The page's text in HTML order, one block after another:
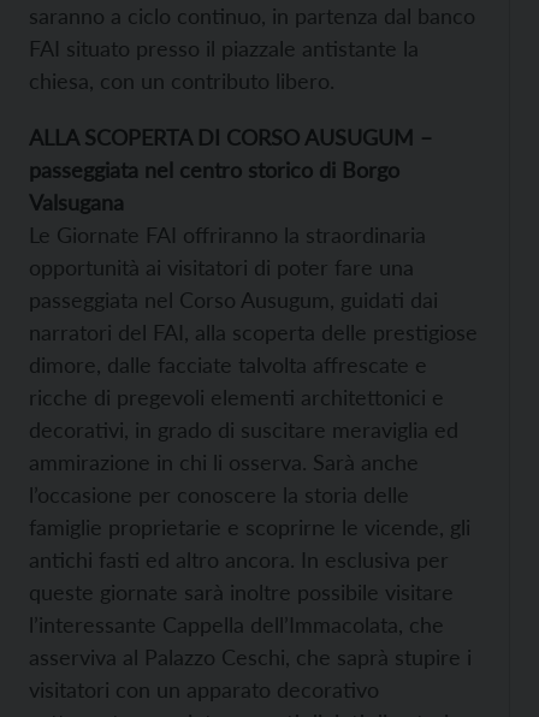
saranno a ciclo continuo, in partenza dal banco
FAI situato presso il piazzale antistante la
chiesa, con un contributo libero.
ALLA SCOPERTA DI CORSO AUSUGUM –
passeggiata nel centro storico di Borgo
Valsugana
Le Giornate FAI offriranno la straordinaria
opportunità ai visitatori di poter fare una
passeggiata nel Corso Ausugum, guidati dai
narratori del FAI, alla scoperta delle prestigiose
dimore, dalle facciate talvolta affrescate e
ricche di pregevoli elementi architettonici e
decorativi, in grado di suscitare meraviglia ed
ammirazione in chi li osserva. Sarà anche
l’occasione per conoscere la storia delle
famiglie proprietarie e scoprirne le vicende, gli
antichi fasti ed altro ancora. In esclusiva per
queste giornate sarà inoltre possibile visitare
l’interessante Cappella dell’Immacolata, che
asserviva al Palazzo Ceschi, che saprà stupire i
visitatori con un apparato decorativo